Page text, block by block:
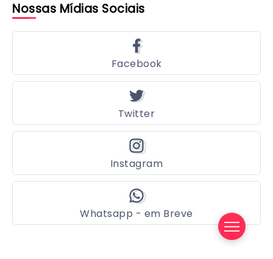
Nossas Mídias Sociais
Facebook
Twitter
Instagram
Whatsapp - em Breve